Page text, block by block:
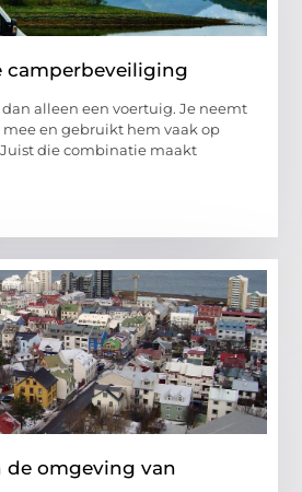
camperbeveiliging
alleen een voertuig. Je neemt
en gebruikt hem vaak op
die combinatie maakt
de omgeving van